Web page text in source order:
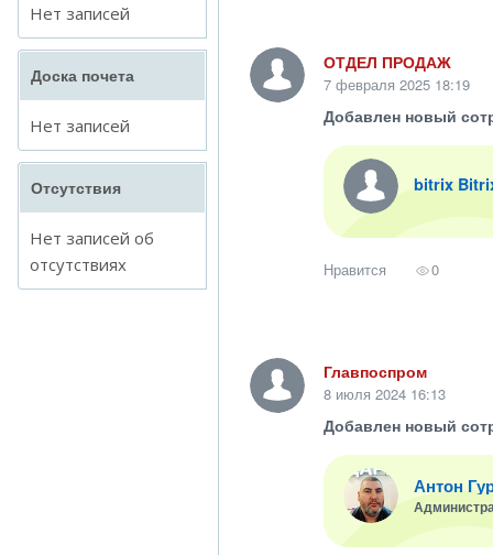
Нет записей
Доска почета
Нет записей
Отсутствия
Нет записей об
отсутствиях
ОТДЕЛ ПРОДАЖ
7 февраля 2025 18:19
Добавлен новый
bitrix
Нравится 0
Главпоспром
8 июля 2024 16:13
Добавлен новый
Антон